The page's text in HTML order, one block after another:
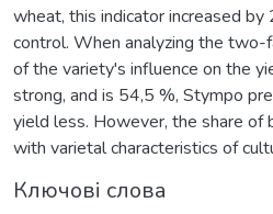
wheat, this indicator increased
control. When analyzing the two-
of the variety's influence on the
strong, and is 54,5 %, Stympo
yield less. However, the share of
with varietal characteristics of
Ключові слова